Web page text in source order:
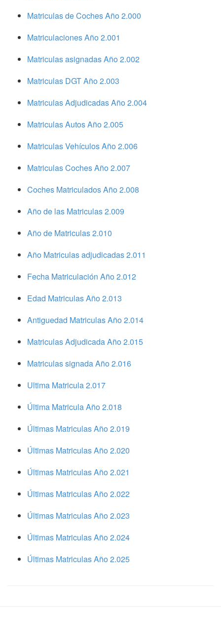
Matriculas de Coches Año 2.000
Matriculaciones Año 2.001
Matriculas asignadas Año 2.002
Matriculas DGT Año 2.003
Matriculas Adjudicadas Año 2.004
Matriculas Autos Año 2.005
Matriculas Vehículos Año 2.006
Matriculas Coches Año 2.007
Coches Matriculados Año 2.008
Año de las Matriculas 2.009
Año de Matriculas 2.010
Año Matriculas adjudicadas 2.011
Fecha Matriculación Año 2.012
Edad Matriculas Año 2.013
Antiguedad Matriculas Año 2.014
Matriculas Adjudicada Año 2.015
Matriculas signada Año 2.016
Ultima Matricula 2.017
Última Matricula Año 2.018
Últimas Matriculas Año 2.019
Últimas Matriculas Año 2.020
Últimas Matriculas Año 2.021
Últimas Matriculas Año 2.022
Últimas Matriculas Año 2.023
Últimas Matriculas Año 2.024
Últimas Matriculas Año 2.025